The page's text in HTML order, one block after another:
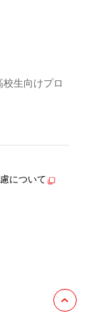
生向けプロ
について